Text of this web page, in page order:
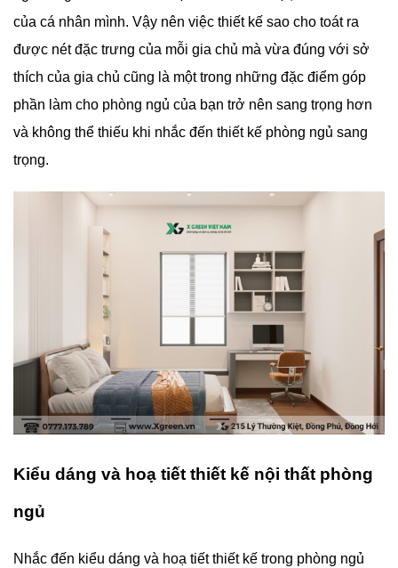
của cá nhân mình. Vậy nên việc thiết kế sao cho toát ra
được nét đặc trưng của mỗi gia chủ mà vừa đúng với sở
thích của gia chủ cũng là một trong những đặc điểm góp
phần làm cho phòng ngủ của bạn trở nên sang trọng hơn
và không thể thiếu khi nhắc đến thiết kế phòng ngủ sang
trọng.
Kiểu dáng và hoạ tiết thiết kế nội thất phòng
ngủ
Nhắc đến kiểu dáng và hoạ tiết thiết kế trong phòng ngủ